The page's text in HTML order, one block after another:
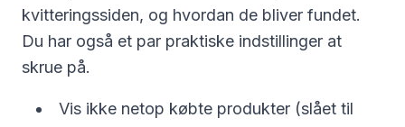
kvitteringssiden, og hvordan de bliver fundet.
Du har også et par praktiske indstillinger at
skrue på.
Vis ikke netop købte produkter (slået til